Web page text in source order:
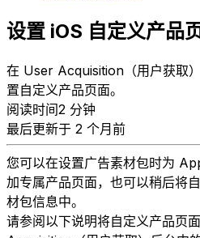
设置 iOS 自定义产品
在 User Acquisition（用户获取
置自定义产品页面。
阅读时间2 分钟
最后更新于 2 个月前
您可以在设置广告素材包时为
加专属产品页面，也可以稍后将
材包信息中。
请参阅以下说明将自定义产品页